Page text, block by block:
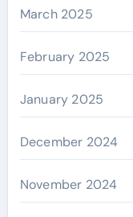
March 2025
February 2025
January 2025
December 2024
November 2024